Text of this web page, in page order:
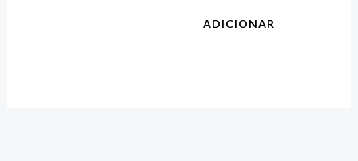
ADICIONAR